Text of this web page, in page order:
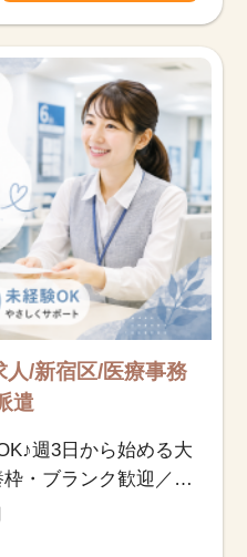
/新宿区/医療事務
遣
週3日から始める大
・ブランク歓迎／交